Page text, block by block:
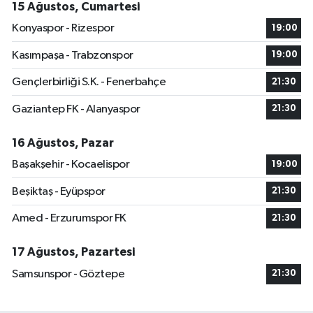
15 Ağustos, Cumartesi
Konyaspor - Rizespor
19:00
Kasımpaşa - Trabzonspor 19:00
Gençlerbirliği S.K. - Fenerbahçe 21:30
Gaziantep FK - Alanyaspor 21:30
16 Ağustos, Pazar
Başakşehir - Kocaelispor
19:00
Beşiktaş - Eyüpspor 21:30
Amed - Erzurumspor FK 21:30
17 Ağustos, Pazartesi
Samsunspor - Göztepe
21:30